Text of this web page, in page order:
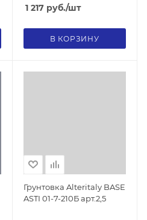
1 217руб./шт
В КОРЗИНУ
Грунтовка Alteritaly BASE
ASTI 01-7-210Б арт.2,5